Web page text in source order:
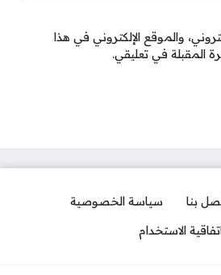
والموقع الإلكتروني في هذا
المقبلة في تعليقي.
بنا
سياسة الخصوصية
الاستخدام